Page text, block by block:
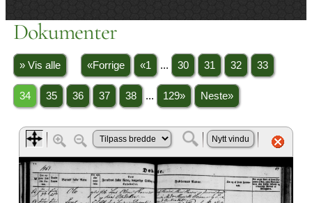
Dokumenter
» Vis alle «Forrige «1 ... 30 31 32 33
34 35 36 37 38 ... 129» Neste»